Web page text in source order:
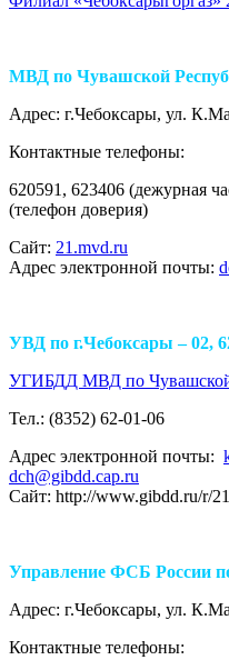
МВД по Чувашской
Адрес: г.Чебоксары, ул.
Контактные телефоны:
620591, 623406 (дежурная
(телефон доверия)
Сайт: 21.mvd.ru
Адрес электронной почты:
УВД по г.Чебоксары – 02,
УГИБДД МВД по Чувашской
Тел.: (8352) 62-01-06
Адрес электронной почты:
dch@gibdd.cap.ru
Сайт: http://www.gibdd.ru/r/
Управление ФСБ России
Адрес: г.Чебоксары, ул.
Контактные телефоны: